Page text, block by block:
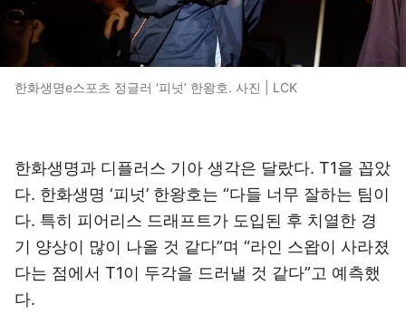
한화생명e스포츠 정글러 ‘피넛’ 한왕호. 사진 | LCK
한화생명과 디플러스 기아 생각은 달랐다. T1을 꼽았
다. 한화생명 ‘피넛’ 한왕호는 “다들 너무 잘하는 팀이
다. 특히 피어리스 드래프트가 도입된 후 치열한 경
기 양상이 많이 나올 것 같다”며 “라인 스왑이 사라졌
다는 점에서 T1이 두각을 드러낼 것 같다”고 예측했
다.